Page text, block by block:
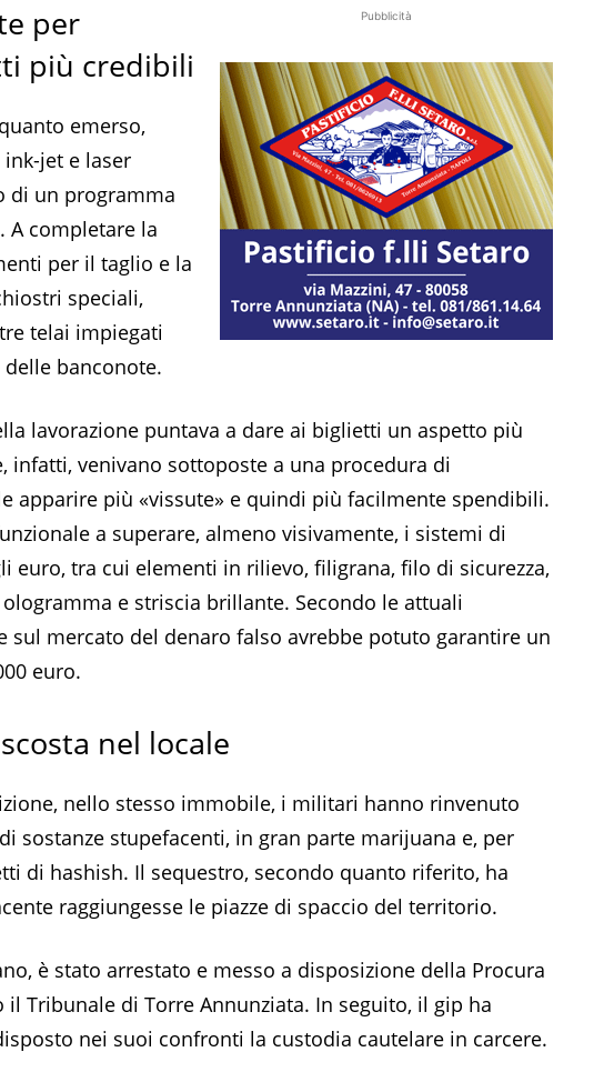
Pubblicità
per
più credibili
emerso,
jet e laser
di un programma
A completare la
per il taglio e la
speciali,
telai impiegati
banconote.
lavorazione puntava a dare ai biglietti un aspetto più
infatti, venivano sottoposte a una procedura di
apparire più «vissute» e quindi più facilmente spendibili.
a superare, almeno visivamente, i sistemi di
euro, tra cui elementi in rilievo, filigrana, filo di sicurezza,
e striscia brillante. Secondo le attuali
sul mercato del denaro falso avrebbe potuto garantire un
euro.
nel locale
nello stesso immobile, i militari hanno rinvenuto
sostanze stupefacenti, in gran parte marijuana e, per
di hashish. Il sequestro, secondo quanto riferito, ha
raggiungesse le piazze di spaccio del territorio.
è stato arrestato e messo a disposizione della Procura
il Tribunale di Torre Annunziata. In seguito, il gip ha
nei suoi confronti la custodia cautelare in carcere.